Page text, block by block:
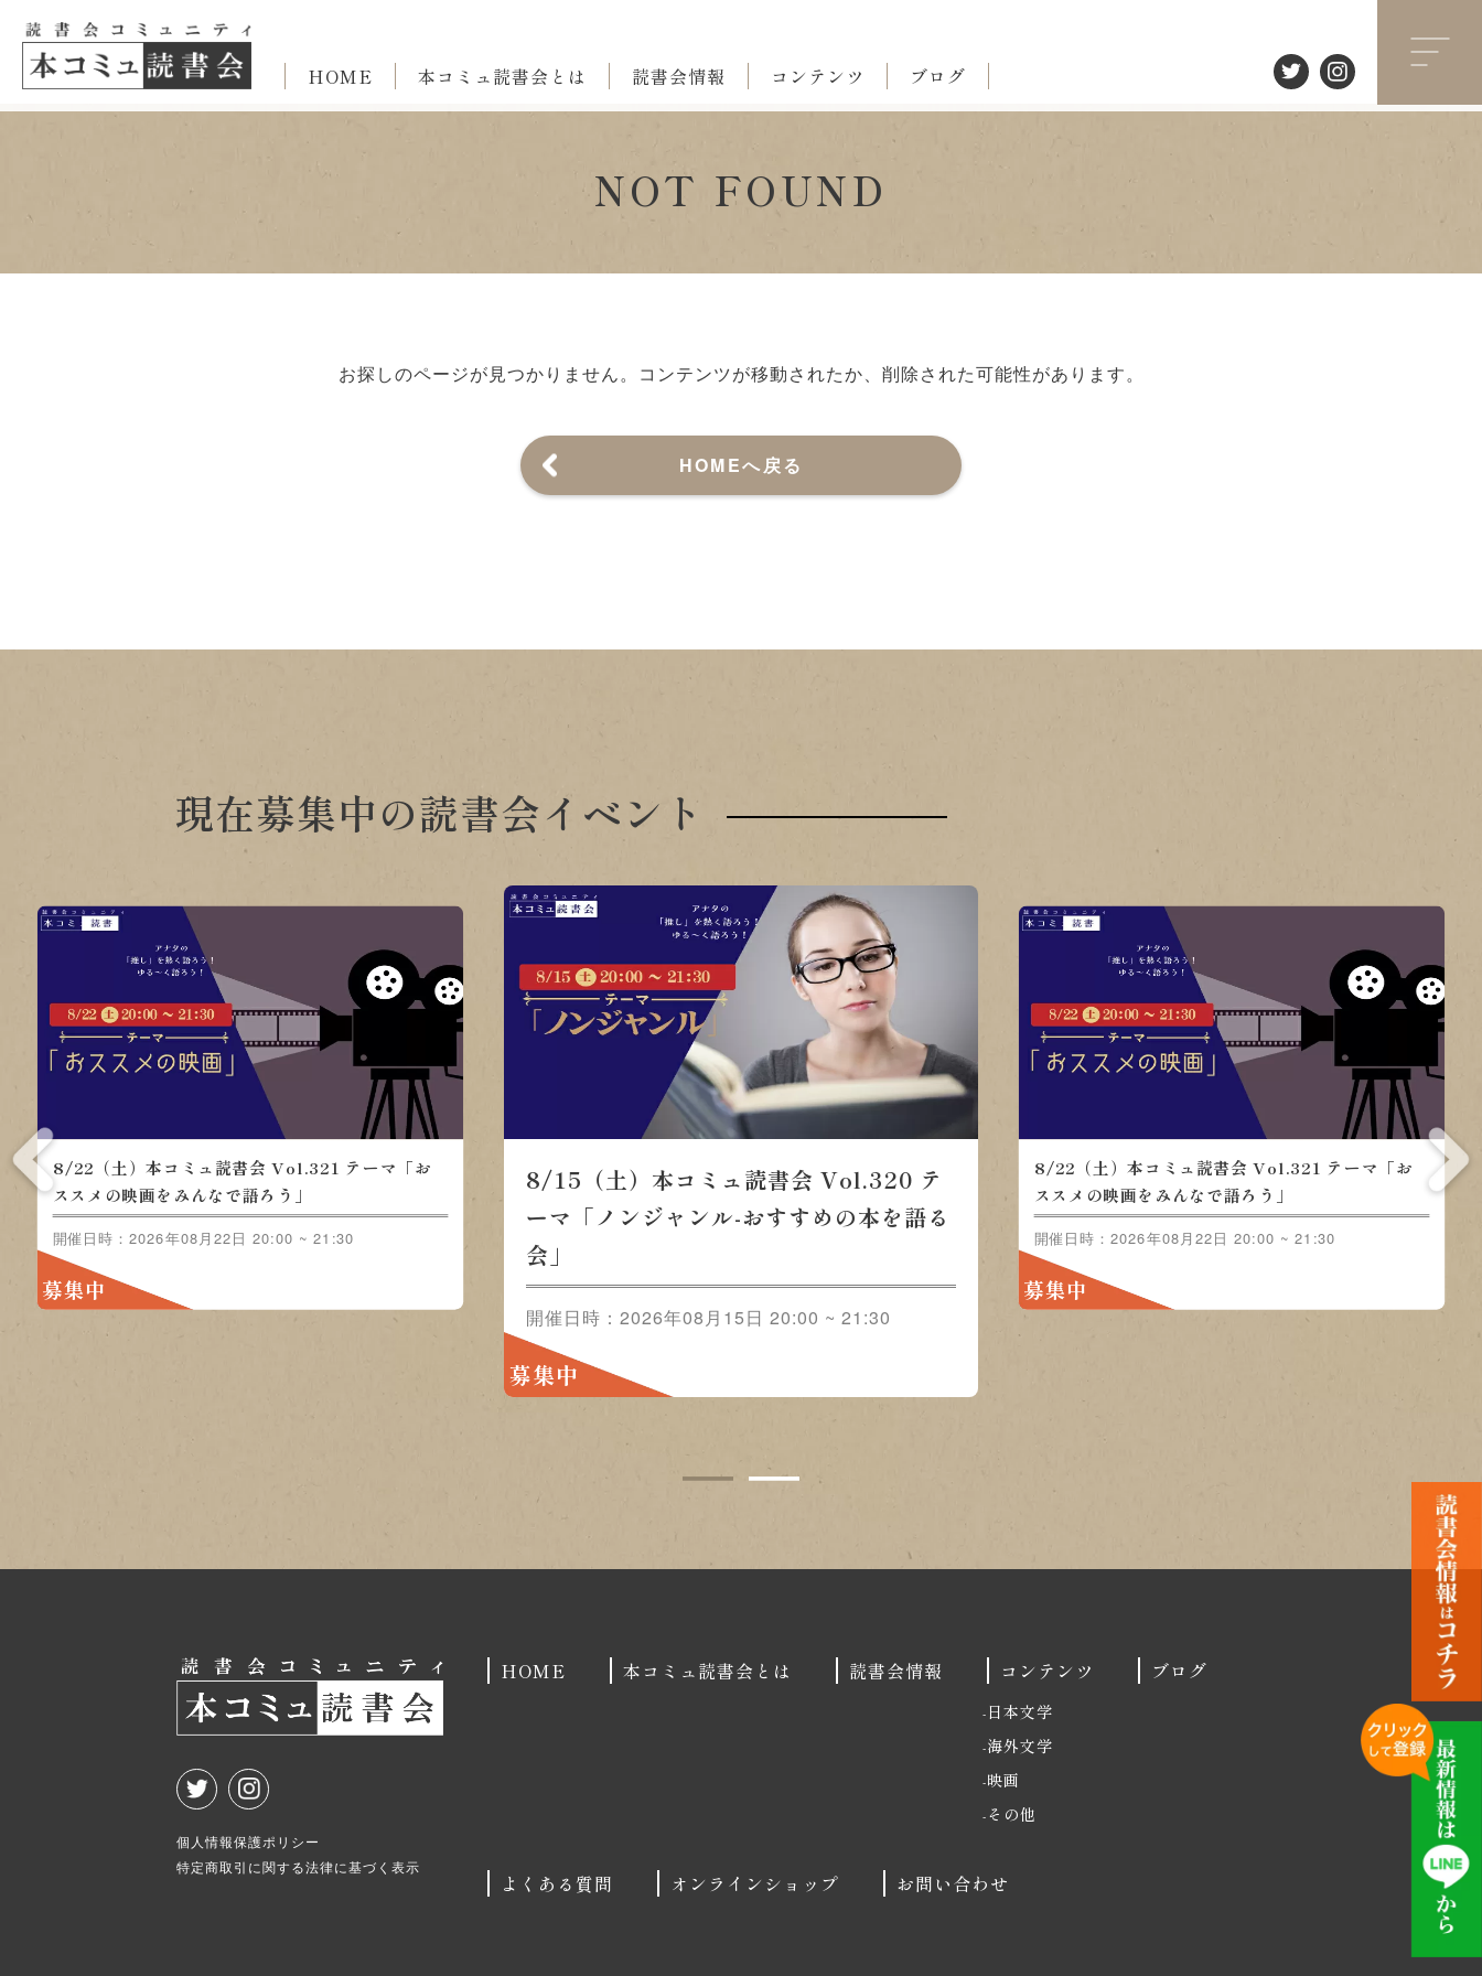
HOME 本コミュ読書会とは 読書会情報 コンテンツ ブログ
NOT FOUND
お探しのページが見つかりません。 コンテンツが移動されたか、削除された可能性があります。
HOMEへ戻る
現在募集中の読書会イベント
（土）本コミュ読書会 Vol.321 テ
「おススメの映画をみんなで語ろ
日時：2026年08月22日 20:00 ~ 21:30
8/15（土）本コミュ読書会 Vol.320 テーマ「ノン
ジャンル-おすすめの本を語る会」
開催日時：2026年08月15日 20:00 ~ 21:30
募集中
8/22（土）本コミュ読書会 Vol.321 テ
ーマ「おススメの映画をみんなで語ろ
開催日時：2026年08月22日 20:00 ~ 21:30
8/
個人情報保護ポリシー
特定商取引に関する法律に基づく表示
HOME 本コミュ読書会とは 読書会情報 コンテンツ
日本文学
海外文学
映画
その他
ブログ
よくある質問 オンラインショップ お問い合わせ